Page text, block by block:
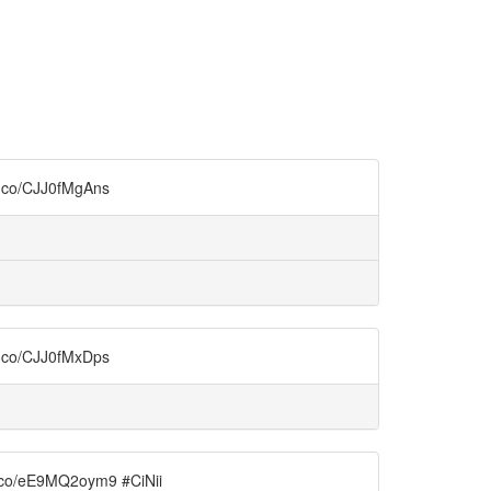
CJJ0fMgAns
CJJ0fMxDps
eE9MQ2oym9 #CiNii